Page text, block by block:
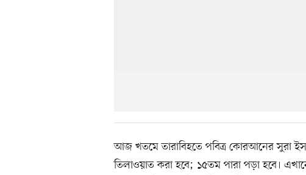
আজ খতমে তারাবিহতে পবিত্র কোরআনের সুরা
তিলাওয়াত করা হবে; ১৫তম পারা পড়া হবে।